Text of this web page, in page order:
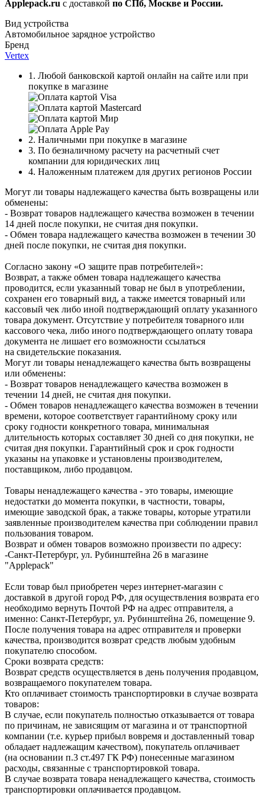
Applepack.ru с доставкой по СПб, Москве и России.
Вид устройства
Автомобильное зарядное устройство
Бренд
Vertex
1. Любой банковской картой онлайн на сайте или при
покупке в магазине
2. Наличными при покупке в магазине
3. По безналичному расчету на расчетный счет
компании для юридических лиц
4. Наложенным платежем для других регионов России
Могут ли товары надлежащего качества быть возвращены или
обменены:
- Возврат товаров надлежащего качества возможен в течении
14 дней после покупки, не считая дня покупки.
- Обмен товара надлежащего качества возможен в течении 30
дней после покупки, не считая дня покупки.
Согласно закону «О защите прав потребителей»:
Возврат, а также обмен товара надлежащего качества
проводится, если указанный товар не был в употреблении,
сохранен его товарный вид, а также имеется товарный или
кассовый чек либо иной подтверждающий оплату указанного
товара документ. Отсутствие у потребителя товарного или
кассового чека, либо иного подтверждающего оплату товара
документа не лишает его возможности ссылаться
на свидетельские показания.
Могут ли товары ненадлежащего качества быть возвращены
или обменены:
- Возврат товаров ненадлежащего качества возможен в
течении 14 дней, не считая дня покупки.
- Обмен товаров ненадлежащего качества возможен в течении
времени, которое соответствует гарантийному сроку или
сроку годности конкретного товара, минимальная
длительность которых составляет 30 дней со дня покупки, не
считая дня покупки. Гарантийный срок и срок годности
указаны на упаковке и установлены производителем,
поставщиком, либо продавцом.
Товары ненадлежащего качества - это товары, имеющие
недостатки до момента покупки, в частности, товары,
имеющие заводской брак, а также товары, которые утратили
заявленные производителем качества при соблюдении правил
пользования товаром.
Возврат и обмен товаров возможно произвести по адресу:
-Санкт-Петербург, ул. Рубинштейна 26 в магазине
"Applepack"
Если товар был приобретен через интернет-магазин с
доставкой в другой город РФ, для осуществления возврата его
необходимо вернуть Почтой РФ на адрес отправителя, а
именно: Санкт-Петербург, ул. Рубинштейна 26, помещение 9.
После получения товара на адрес отправителя и проверки
качества, производится возврат средств любым удобным
покупателю способом.
Сроки возврата средств:
Возврат средств осуществляется в день получения продавцом,
возвращаемого покупателем товара.
Кто оплачивает стоимость транспортировки в случае возврата
товаров:
В случае, если покупатель полностью отказывается от товара
по причинам, не зависящим от магазина и от транспортной
компании (т.е. курьер прибыл вовремя и доставленный товар
обладает надлежащим качеством), покупатель оплачивает
(на основании п.3 ст.497 ГК РФ) понесенные магазином
расходы, связанные с транспортировкой товара.
В случае возврата товара ненадлежащего качества, стоимость
транспортировки оплачивается продавцом.